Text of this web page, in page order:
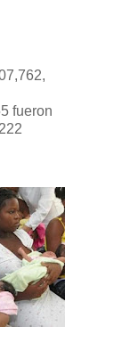
fueron